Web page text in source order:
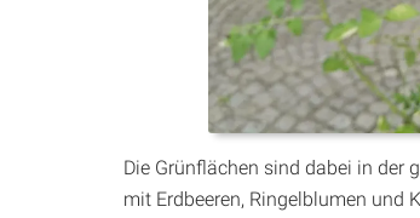
Die Grünflächen sind dabei in der
mit Erdbeeren, Ringelblumen und